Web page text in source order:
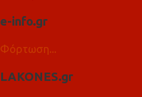
e-info.gr
Φόρτωση...
LAKONES.gr